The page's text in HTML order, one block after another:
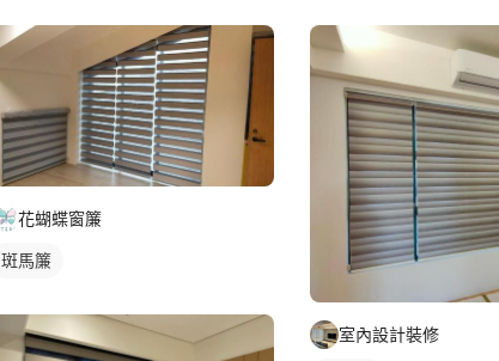
花蝴蝶窗簾
斑馬簾
室內設計裝修